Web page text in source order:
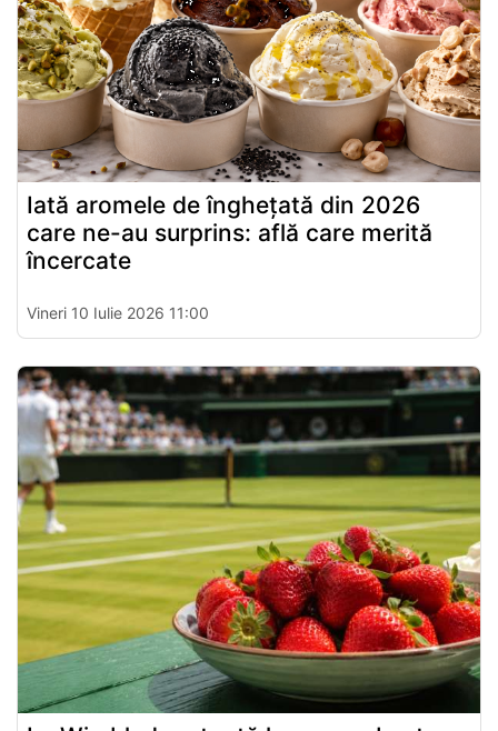
Iată aromele de înghețată din 2026
care ne-au surprins: află care merită
încercate
Vineri 10 Iulie 2026 11:00